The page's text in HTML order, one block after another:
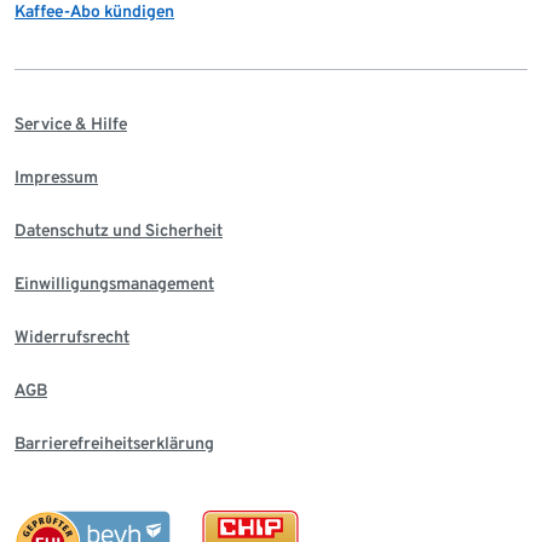
Kaffee-Abo kündigen
Service & Hilfe
Impressum
Datenschutz und Sicherheit
Einwilligungsmanagement
Widerrufsrecht
AGB
Barrierefreiheitserklärung